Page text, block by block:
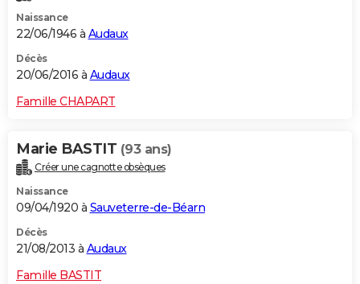
Naissance
22/06/1946 à Audaux
Décès
20/06/2016 à Audaux
Famille CHAPART
Marie BASTIT (93 ans)
Créer une cagnotte obsèques
Naissance
09/04/1920 à Sauveterre-de-Béarn
Décès
21/08/2013 à Audaux
Famille BASTIT